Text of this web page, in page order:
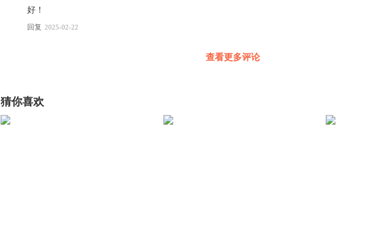
好！
回复 2025-02-22
查看更多评论
猜你喜欢